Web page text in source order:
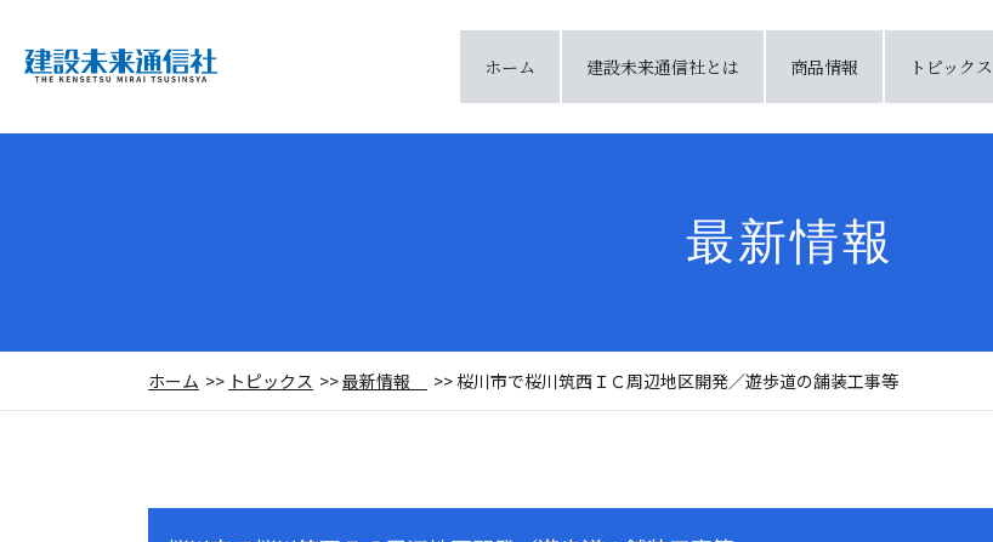
ホーム 建設未来通信社とは 商品情報 トピックス
最新情報
ホーム トピックス 最新情報 桜川市で桜川筑西ＩＣ周辺地区開発／遊歩道の舗装工事等